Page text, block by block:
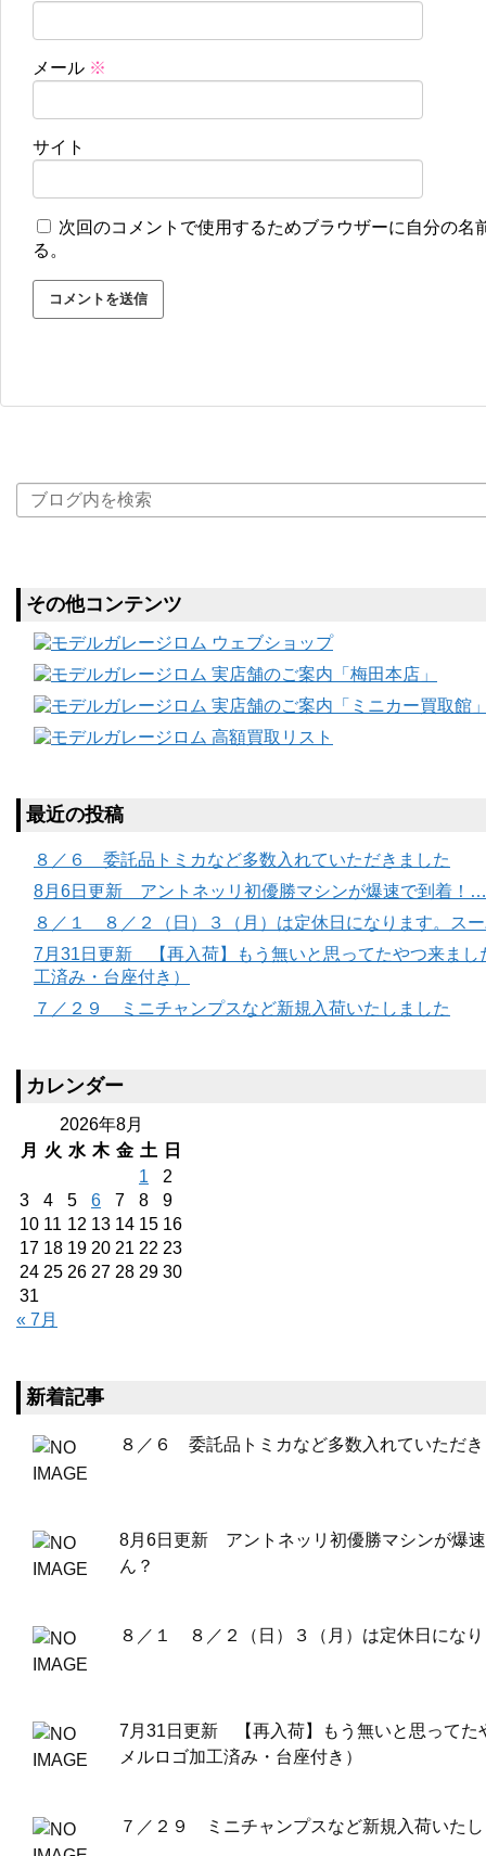
メール ※
サイト
次回のコメントで使用するためブラウザーに自分の名
る。
その他コンテンツ
最近の投稿
８／６ 委託品トミカなど多数入れていただきました
8月6日更新 アントネッリ初優勝マシンが爆速で到着！
８／１ ８／２（日）３（月）は定休日になります。ス
7月31日更新 【再入荷】もう無いと思ってたやつ来まし
工済み・台座付き）
７／２９ ミニチャンプスなど新規入荷いたしました
カレンダー
2026年8月
月
火 水 木 金 土
日
1
2
3
4 5 6 7 8
9
10 11 12 13 14 15 16
17 18 19 20 21 22 23
24 25 26 27 28 29 30
31
« 7月
新着記事
８／６ 委託品トミカなど多数入れていただ
8月6日更新 アントネッリ初優勝マシンが爆
ん？
８／１ ８／２（日）３（月）は定休日にな
7月31日更新 【再入荷】もう無いと思ってた
メルロゴ加工済み・台座付き）
７／２９ ミニチャンプスなど新規入荷いた